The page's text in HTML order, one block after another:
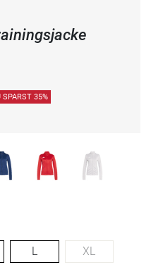
SPARST 35%
L XL